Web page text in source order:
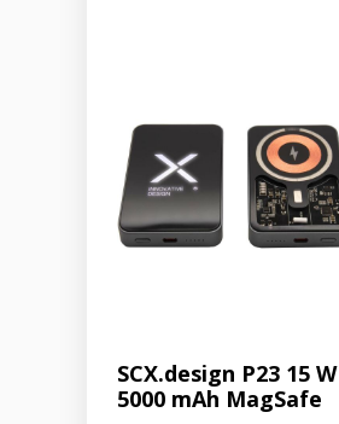
SCX.design P23 15 W
5000 mAh MagSafe